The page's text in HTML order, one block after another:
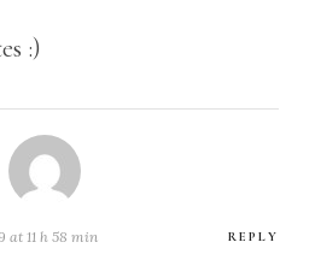
:)
at 11 h 58 min REPLY